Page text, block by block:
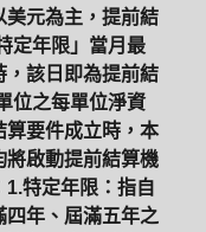
美元為主，提前結
定年限」當月最
，該日即為提前結
位之每單位淨資
算要件成立時，本
將啟動提前結算機
特定年限：指自
年、屆滿五年之